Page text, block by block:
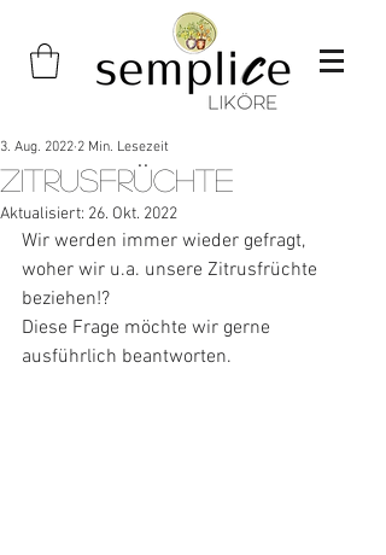
Zitrusfrüchte
3. Aug. 2022 2 Min. Lesezeit
Aktualisiert: 26. Okt. 2022
Wir werden immer wieder gefragt,
woher wir u.a. unsere Zitrusfrüchte
beziehen!?
Diese Frage möchte wir gerne
ausführlich beantworten.